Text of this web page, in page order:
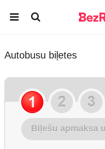
Autobusu biļetes
Biļešu apmaksa